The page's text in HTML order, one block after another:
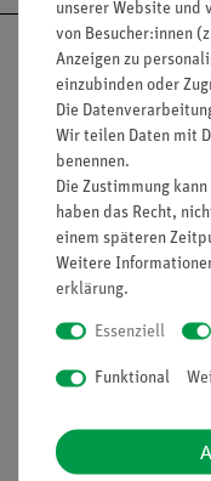
Unternehmen
Stellenangebote
Kontakt
unserer Website und
von Besucher:innen
Anzeigen zu
einzubinden oder
Die
Wir teilen Daten mit
benennen.
Die Zustimmung
haben das Recht,
einem späteren
Weitere
erklärung.
Essenziell
Funktional